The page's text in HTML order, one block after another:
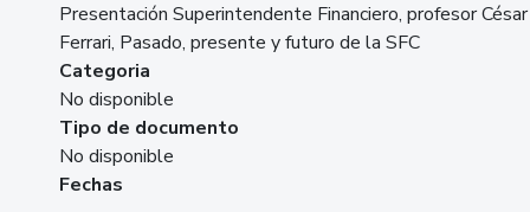
Presentación Superintendente Financiero, profesor César
Ferrari, Pasado, presente y futuro de la SFC
Categoria
No disponible
Tipo de documento
No disponible
Fechas